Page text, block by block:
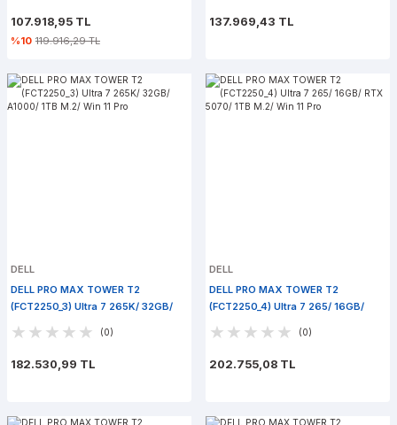
107.918,95 TL
%10 119.916,29 TL
137.969,43 TL
DELL
DELL PRO MAX TOWER T2
(FCT2250_3) Ultra 7 265K/ 32GB/
(0)
182.530,99 TL
DELL
DELL PRO MAX TOWER T2
(FCT2250_4) Ultra 7 265/ 16GB/
(0)
202.755,08 TL